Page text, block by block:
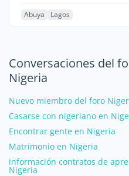
Abuya Lagos
Conversaciones del
Nigeria
Nuevo miembro del foro
Casarse con nigeriano en
Encontrar gente en Nigeria
Matrimonio en Nigeria
información contratos de
Nigeria